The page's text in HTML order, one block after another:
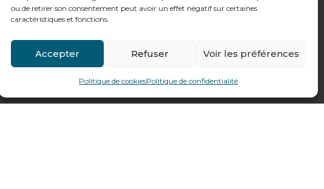
ou de retirer son consentement peut avoir un effet négatif sur certaines
caractéristiques et fonctions.
Accepter Refuser Voir les préférences
Politique de cookiesPolitique de confidentialité